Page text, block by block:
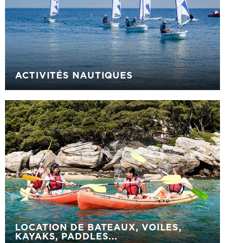
ACTIVITÉS NAUTIQUES
LOCATION DE BATEAUX, VOILES,
KAYAKS, PADDLES...